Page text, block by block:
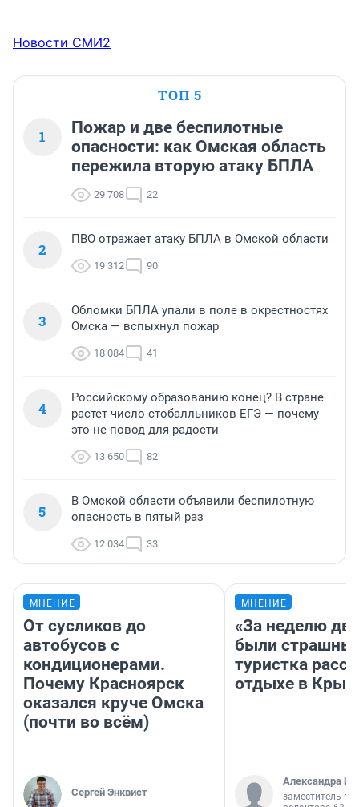
Новости СМИ2
ТОП 5
1
Пожар и две беспилотные
опасности: как Омская область
пережила вторую атаку БПЛА
29 708 22
2
ПВО отражает атаку БПЛА в Омской области
19 312 90
3
Обломки БПЛА упали в поле в окрестностях
Омска — вспыхнул пожар
18 084 41
4
Российскому образованию конец? В стране
растет число стобалльников ЕГЭ — почему
это не повод для радости
13 650 82
5
В Омской области объявили беспилотную
опасность в пятый раз
12 034 33
МНЕНИЕ
От сусликов до
автобусов с
кондиционерами.
Почему Красноярск
оказался круче Омска
(почти во всём)
Сергей Энквист
МНЕНИЕ
«За неделю
были
туристка
отдыхе в
Александра
заместитель